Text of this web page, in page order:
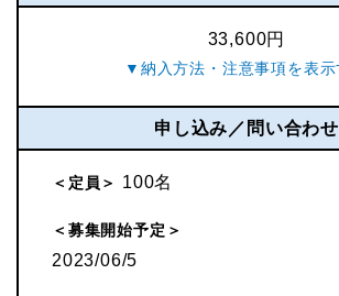
33,600円
申し込み／問い合わせ
＜定員＞ 100名
＜募集開始予定＞
2023/06/5